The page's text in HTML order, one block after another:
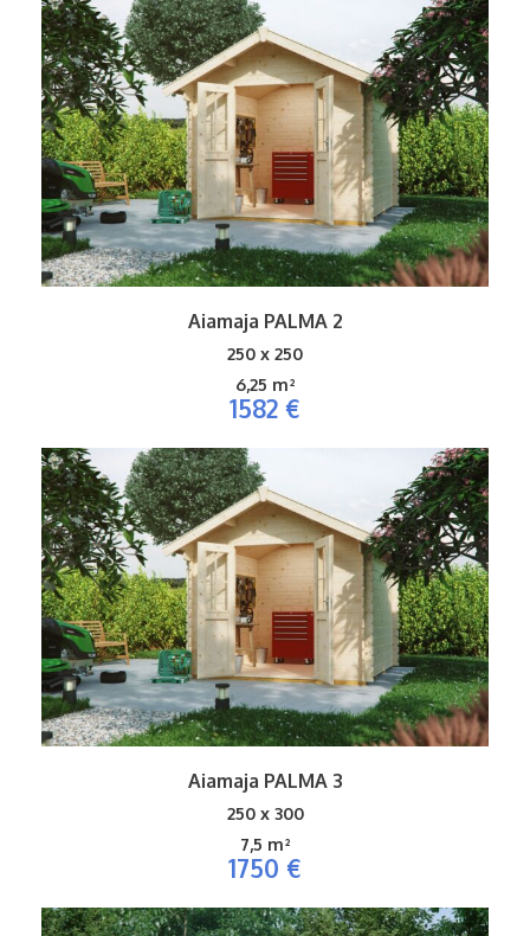
Aiamaja PALMA 2
250 x 250
6,25 m²
1582 €
Aiamaja PALMA 3
250 x 300
7,5 m²
1750 €